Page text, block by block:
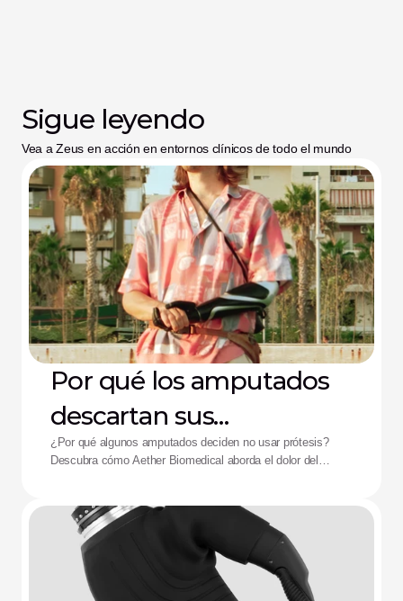
Sigue leyendo
Vea a Zeus en acción en entornos clínicos de todo el mundo
Por qué los amputados
descartan sus
dispositivos: La solución
¿Por qué algunos amputados deciden no usar prótesis?
Descubra cómo Aether Biomedical aborda el dolor del